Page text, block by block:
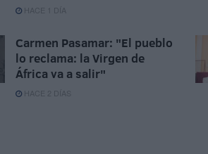
HACE 1 DÍA
Carmen Pasamar: "El pueblo
lo reclama: la Virgen de
África va a salir"
HACE 2 DÍAS